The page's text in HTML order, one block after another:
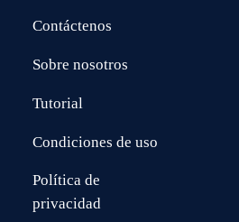
Contáctenos
Sobre nosotros
Tutorial
Condiciones de uso
Política de
privacidad